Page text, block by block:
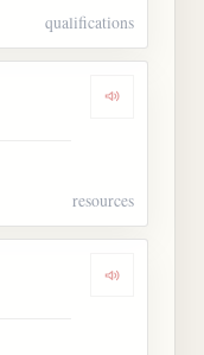
qualifications
Dengarkan
resources
Dengarkan